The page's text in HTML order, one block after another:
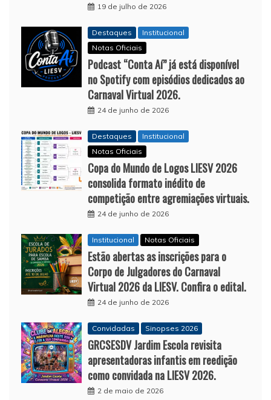
19 de julho de 2026
Destaques
Institucional
Notas Oficiais
Podcast “Conta Aí” já está disponível
no Spotify com episódios dedicados ao
Carnaval Virtual 2026.
24 de junho de 2026
Destaques
Institucional
Notas Oficiais
Copa do Mundo de Logos LIESV 2026
consolida formato inédito de
competição entre agremiações virtuais.
24 de junho de 2026
Institucional Notas Oficiais
Estão abertas as inscrições para o
Corpo de Julgadores do Carnaval
Virtual 2026 da LIESV. Confira o edital.
24 de junho de 2026
Convidadas Sinopses 2026
GRCSESDV Jardim Escola revisita
apresentadoras infantis em reedição
como convidada na LIESV 2026.
2 de maio de 2026